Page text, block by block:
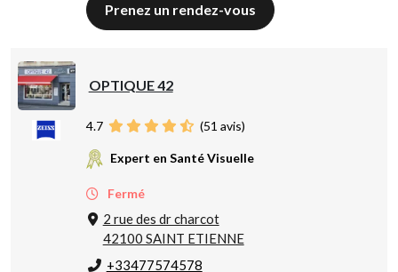
Prenez un rendez-vous
OPTIQUE 42
4.7 (51 avis)
Expert en Santé Visuelle
Fermé
2 rue des dr charcot
42100 SAINT ETIENNE
+33477574578